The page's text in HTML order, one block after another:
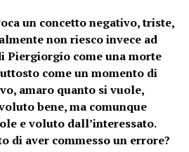
un concetto negativo, triste,
non riesco invece ad
Piergiorgio come una morte
come un momento di
amaro quanto si vuole,
bene, ma comunque
e voluto dall’interessato.
di aver commesso un errore?